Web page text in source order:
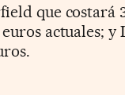
que costará
actuales; y